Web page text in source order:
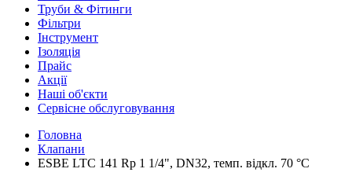
Труби & Фітинги
Фільтри
Інструмент
Ізоляція
Прайс
Акції
Наші об'єкти
Сервісне обслуговування
Головна
Клапани
ESBE LTC 141 Rp 1 1/4", DN32, темп. відкл. 70 °C